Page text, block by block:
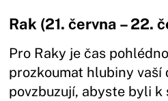
Rak (21. června – 22.
Pro Raky je čas
prozkoumat hlubiny vaší
povzbuzují, abyste byli k